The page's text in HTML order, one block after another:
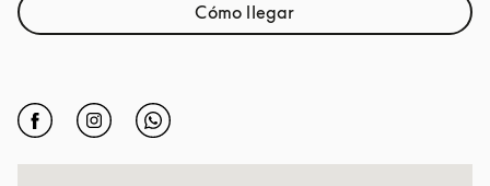
Cómo llegarLink Opens in New Tab
Click to open Facebook
Link Opens in New Tab
Click to open Instagram
Link Opens in New Tab
Click to open Whatsapp
Link Opens in New Tab